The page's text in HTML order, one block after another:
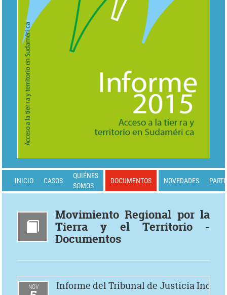
INICIO CASOS
QUIÉNES
SOMOS
DOCUMENTOS NOVEDADES
Movimiento Regional por la
Tierra y el Territorio -
Documentos
NOV Informe del Tribunal de Justicia